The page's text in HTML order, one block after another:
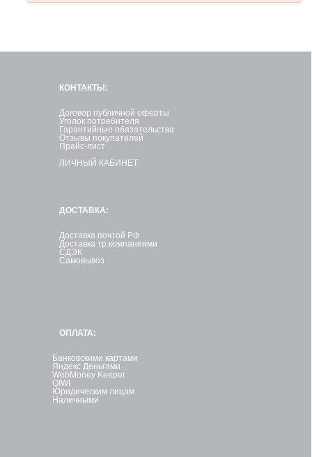
КОНТАКТЫ:
Договор публичной оферты
Уголок потребителя
Гарантийные обязательства
Отзывы покупателей
Прайс-лист
ЛИЧНЫЙ КАБИНЕТ
ДОСТАВКА:
Доставка почтой РФ
Доставка тр.компаниями
СДЭК
Самовывоз
ОПЛАТА:
Банковскими картами
Яндекс Деньгами
WebMoney Keeper
QIWI
Юридическим лицам
Наличными